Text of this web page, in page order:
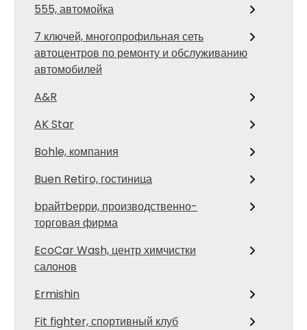
555, автомойка
7 ключей, многопрофильная сеть
автоцентров по ремонту и обслуживанию
автомобилей
A&R
AK Star
Bohle, компания
Buen Retiro, гостиница
bрайтbерри, производственно-
торговая фирма
EcoCar Wash, центр химчистки
салонов
Ermishin
Fit fighter, спортивный клуб